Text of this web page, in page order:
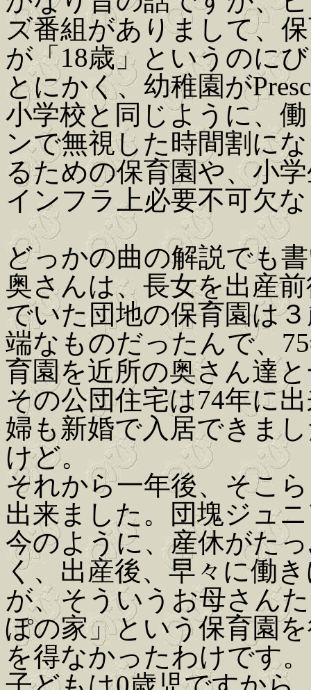
ズ番組がありまして、
が「18歳」というのに
とにかく、幼稚園が
小学校と同じように、
ンで無視した時間割に
るための保育園や、小
インフラ上必要不可欠
どっかの曲の解説でも
奥さんは、長女を出産
でいた団地の保育園は
端なものだったんで、
育園を近所の奥さん達
その公団住宅は74年に
婦も新婚で入居できま
けど。
それから一年後、そこ
出来ました。団塊ジュ
今のように、産休がた
く、出産後、早々に働
が、そういうお母さん
ぽの家」という保育園
を得なかったわけです。